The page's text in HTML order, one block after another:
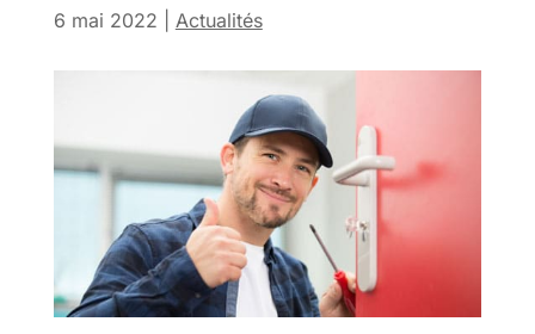
6 mai 2022 Actualités